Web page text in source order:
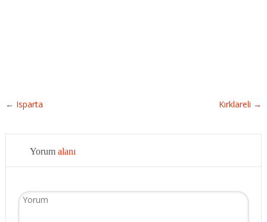
← Isparta Kırklareli →
Yorum alanı